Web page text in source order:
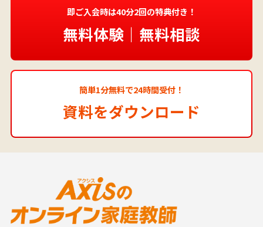
即ご入会時は40分2回の特典付き！
無料体験｜無料相談
簡単1分無料で24時間受付！
資料をダウンロード